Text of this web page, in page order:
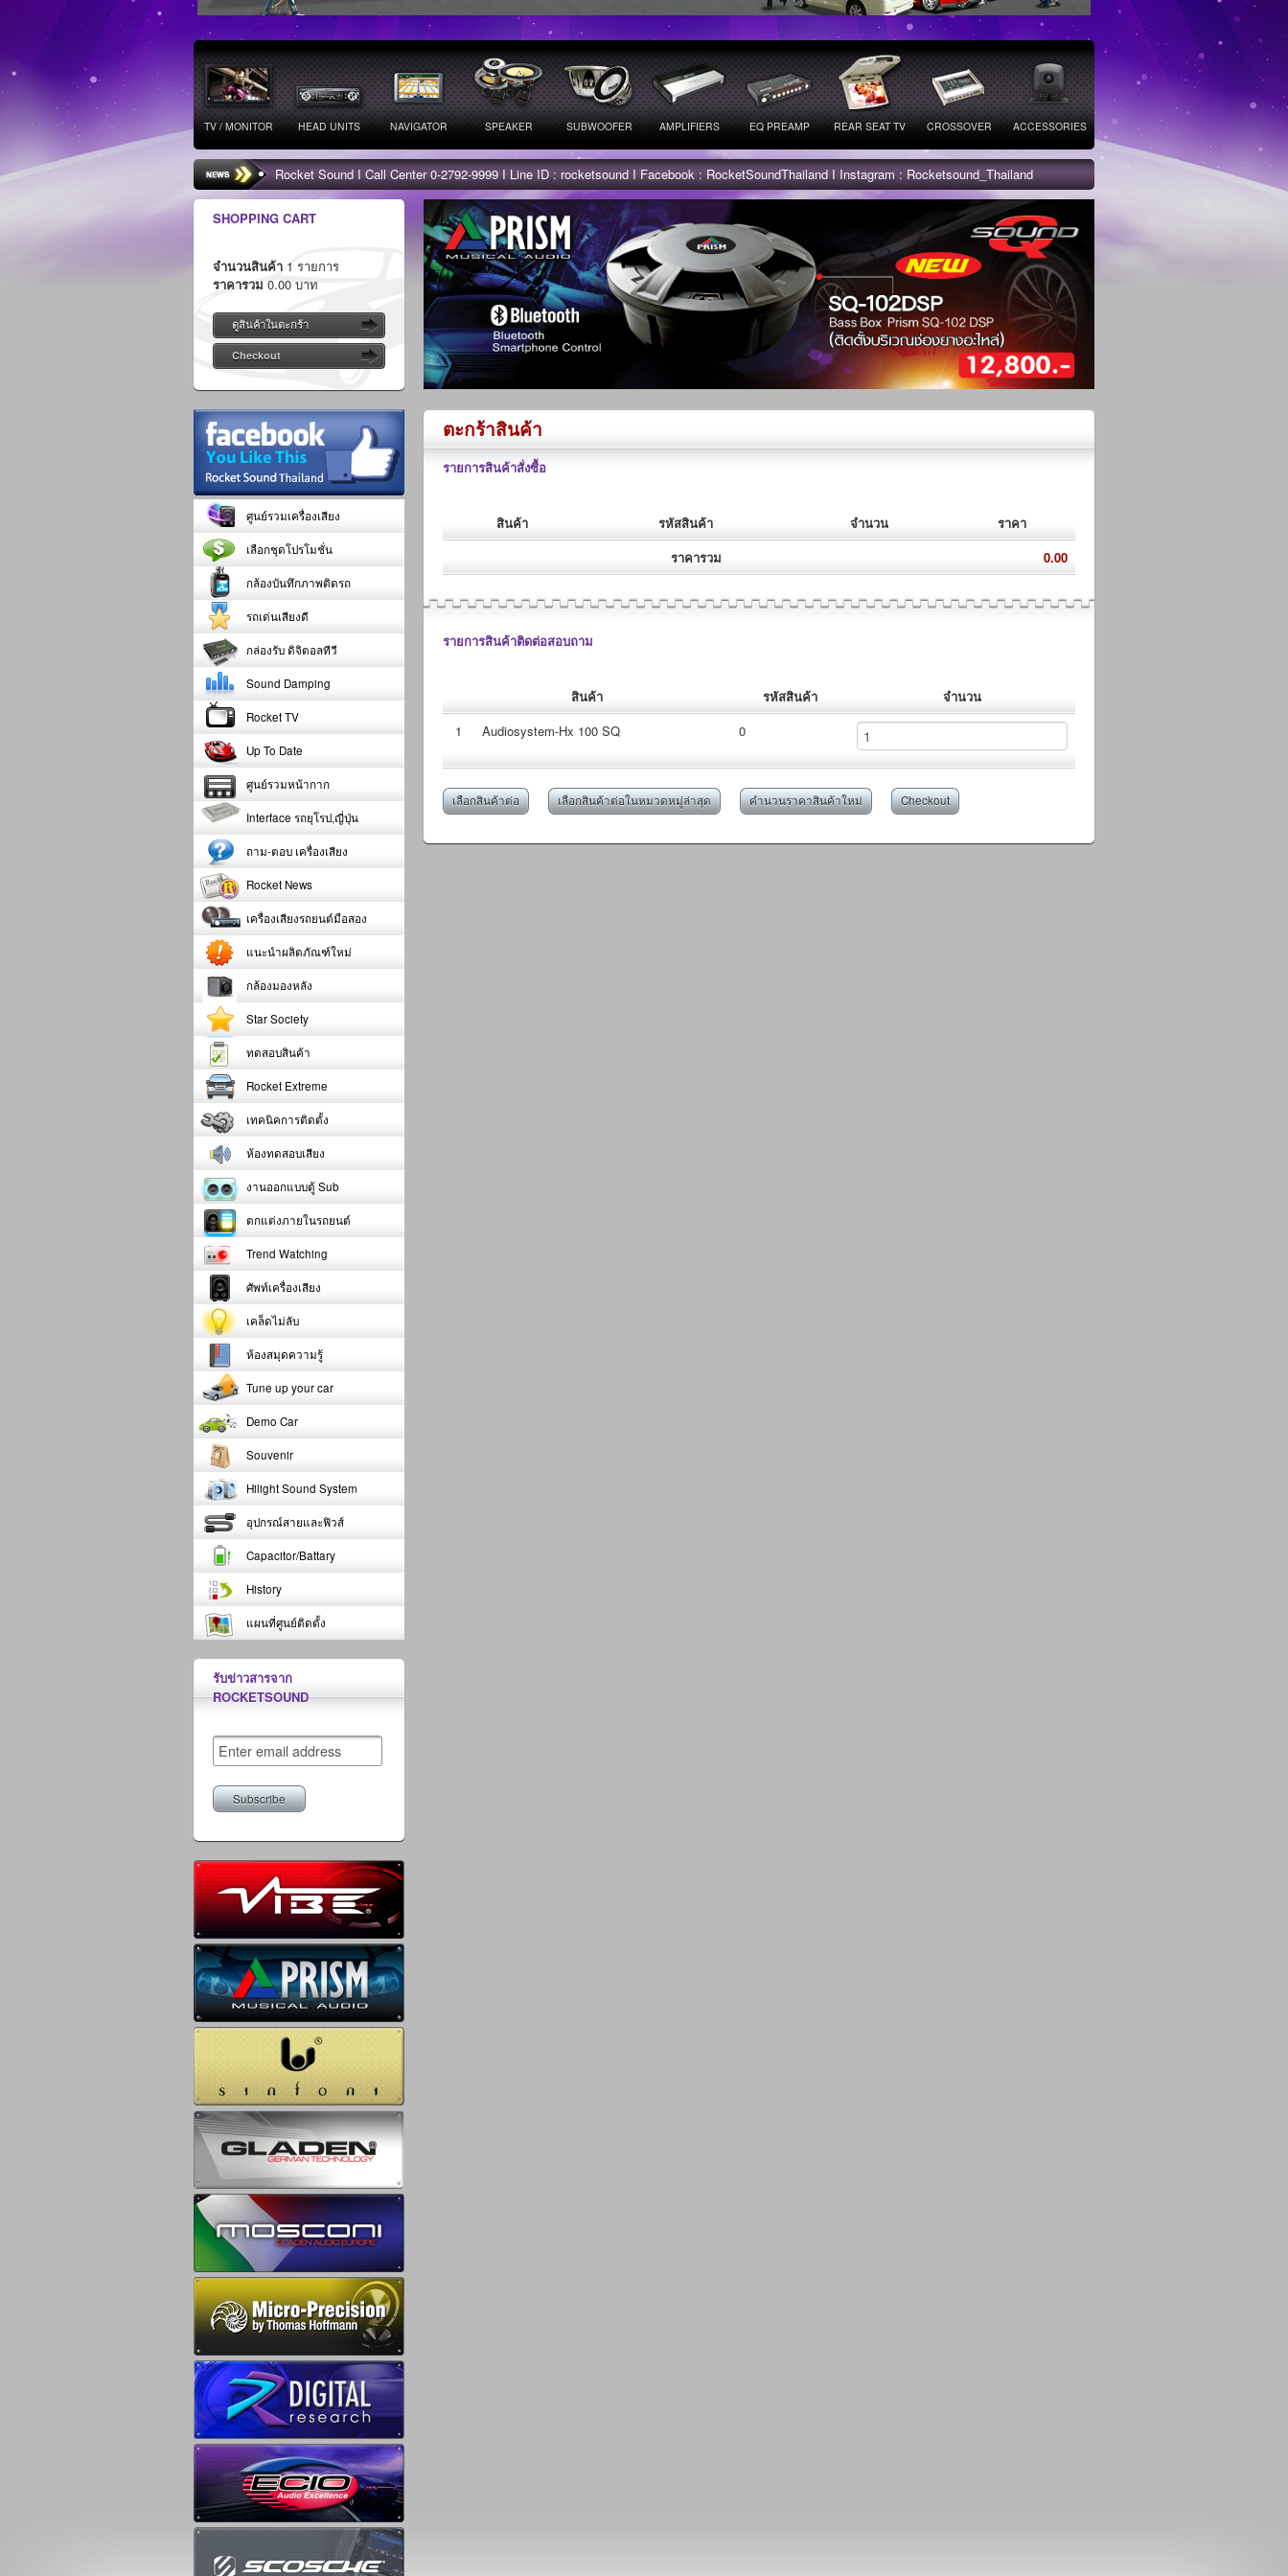
TV / MONITOR HEAD UNITS NAVIGATOR SPEAKER SUBWOOFER AMPLIFIERS EQ PREAMP REAR SEAT TV CROSSOVER ACCESSORIES
Rocket Sound I Call Center 0-2792-9999 I Line ID : rocketsound I Facebook : RocketSoundThailand I Instagram : Rocketsound_Thailand
ตะกร้าสินค้า
รายการสินค้าสั่งซื้อ
สินค้า รหัสสินค้า จำนวน
ราคา
ราคารวม
0.00
รายการสินค้าติดต่อสอบถาม
สินค้า รหัสสินค้า
จำนวน
1
Audiosystem-Hx 100 SQ 0
เลือกสินค้าต่อ เลือกสินค้าต่อในหมวดหมู่ล่าสุด คำนวนราคาสินค้าใหม่ Checkout
SHOPPING CART
จำนวนสินค้า 1 รายการ
ราคารวม 0.00 บาท
ดูสินค้าในตะกร้า
Checkout
ศูนย์รวมเครื่องเสียง
เลือกชุดโปรโมชั่น
กล้องบันทึกภาพติดรถ
รถเด่นเสียงดี
กล่องรับ ดิจิตอลทีวี
Sound Damping
Rocket TV
Up To Date
ศูนย์รวมหน้ากาก
Interface รถยุโรป,ญี่ปุ่น
ถาม-ตอบ เครื่องเสียง
Rocket News
เครื่องเสียงรถยนต์มือสอง
แนะนำผลิตภัณฑ์ใหม่
กล้องมองหลัง
Star Society
ทดสอบสินค้า
Rocket Extreme
เทคนิคการติดตั้ง
ห้องทดสอบเสียง
งานออกแบบตู้ Sub
ตกแต่งภายในรถยนต์
Trend Watching
ศัพท์เครื่องเสียง
เคล็ดไม่ลับ
ห้องสมุดความรู้
Tune up your car
Demo Car
Souvenir
Hilight Sound System
อุปกรณ์สายและฟิวส์
Capacitor/Battary
History
แผนที่ศูนย์ติดตั้ง
รับข่าวสารจาก
ROCKETSOUND